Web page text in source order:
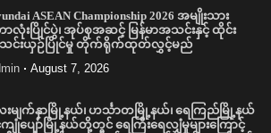
ASEAN Championship 2026 အမျိုးသား
ာလုံးပြိုင်ပွဲ၊ အုပ်စုအဆင့် မြန်မာအသင်းနှင့် ထိုင်း
င်းယှဉ်ပြိုင်မှု တိုက်ရိုက်ထုတ်လွှင့်မည်
August 7, 2026
းမျက်နှာမြို့နယ်၊ ဟင်္သာတမြို့နယ်၊ ရေကြည်မြို့နယ်
ျုံပျော်မြို့နယ်တို့တွင် ရေကြီးရေလျှံမှုများကြောင့်